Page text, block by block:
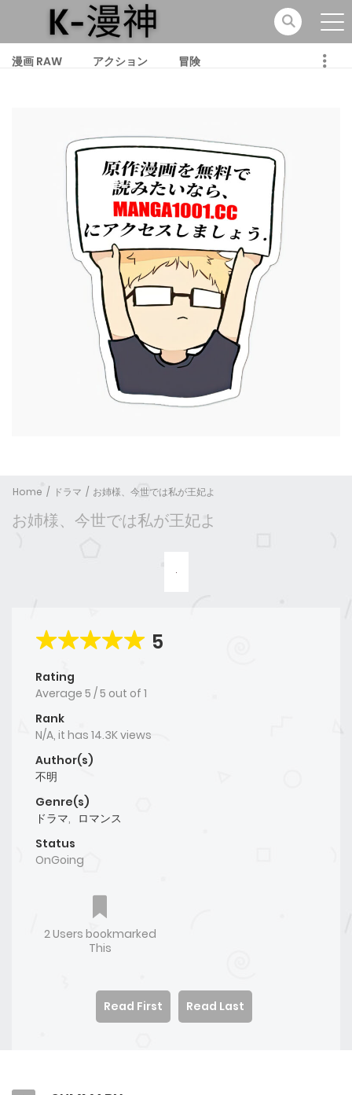
漫画 RAW アクション 冒険
Home ドラマ お姉様、今世では私が王妃よ
お姉様、今世では私が王妃よ
5
Rating
Average 5 /5 out of 1
Rank
N/A, it has 14.3K views
Author(s)
不明
Genre(s)
ドラマ, ロマンス
Status
OnGoing
2 Users bookmarked
This
Read First Read Last